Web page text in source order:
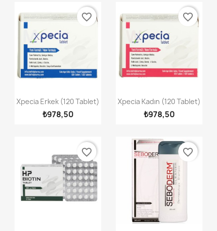
Hızlı Görünüm
Xpecia Erkek (120 Tablet)
₺978,50
favorite_border
Hızlı Görünüm
Xpecia Kadın (120 Tablet)
₺978,50
favorite_border
favorite_border favorite_border